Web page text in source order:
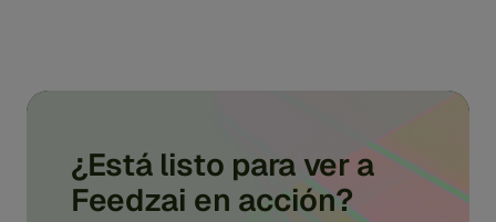
¿Está listo para ver a
Feedzai en acción?